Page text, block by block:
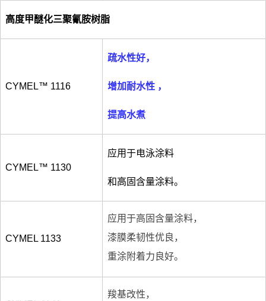
高度甲醚化三聚氰胺树脂
CYMEL™ 1116
疏水性好，
增加耐水性 ，
提高水煮
CYMEL™ 1130
应用于电泳涂料
和高固含量涂料。
CYMEL 1133
应用于高固含量涂料，
漆膜柔韧性优良，
重涂附着力良好。
羧基改性，